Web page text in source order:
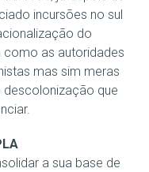
incursões no sul
do
as autoridades
mas sim meras
que
a sua base de